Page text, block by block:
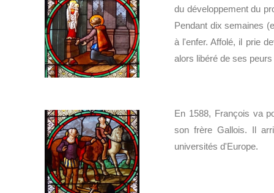
du développement du
Pendant dix semaines
à l'enfer. Affolé, il prie
alors libéré de ses peurs
En 1588, François va
son frère Gallois. Il
universités d'Europe.